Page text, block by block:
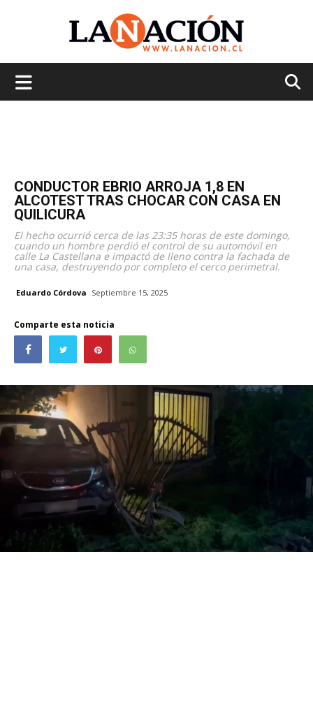
CONDUCTOR EBRIO ARROJA 1,8 EN
ALCOTEST TRAS CHOCAR CON CASA EN
QUILICURA
El hecho ocurrió cerca de las 23:35 horas de este domingo,
cuando un hombre perdió el control de su automóvil en
calle La Castellana e impactó de lleno contra la fachada de
una casa, destruyendo por completo el cerco perimetral.
Eduardo Córdova Septiembre 15, 2025
Comparte esta noticia